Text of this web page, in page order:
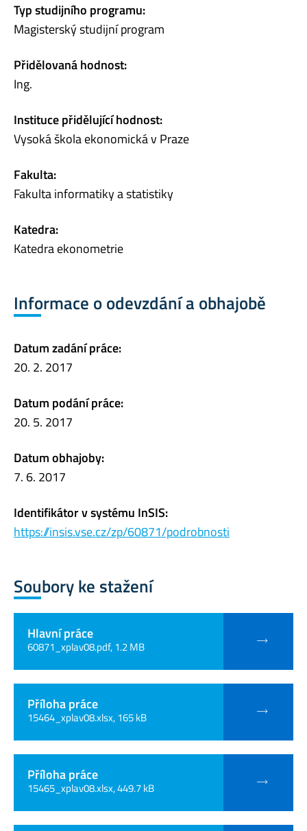
Typ studijního programu:
Magisterský studijní program
Přidělovaná hodnost:
Ing.
Instituce přidělující hodnost:
Vysoká škola ekonomická v Praze
Fakulta:
Fakulta informatiky a statistiky
Katedra:
Katedra ekonometrie
Informace o odevzdání a obhajobě
Datum zadání práce:
20. 2. 2017
Datum podání práce:
20. 5. 2017
Datum obhajoby:
7. 6. 2017
Identifikátor v systému InSIS:
https://insis.vse.cz/zp/60871/podrobnosti
Soubory ke stažení
Hlavní práce
60871_xplav08.pdf, 1.2 MB
Příloha práce
15464_xplav08.xlsx, 165 kB
Příloha práce
15465_xplav08.xlsx, 449.7 kB